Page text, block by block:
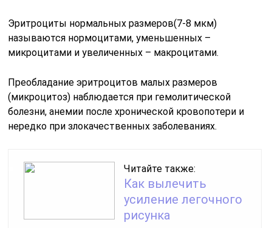
Эритроциты нормальных размеров(7-8 мкм)
называются нормоцитами, уменьшенных –
микроцитами и увеличенных – макроцитами.
Преобладание эритроцитов малых размеров
(микроцитоз) наблюдается при гемолитической
болезни, анемии после хронической кровопотери и
нередко при злокачественных заболеваниях.
Читайте также:
Как вылечить
усиление легочного
рисунка